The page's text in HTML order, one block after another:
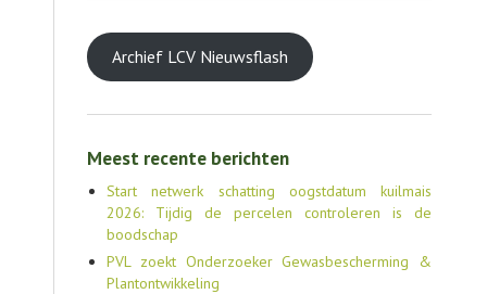
Archief LCV Nieuwsflash
Meest recente berichten
Start netwerk schatting oogstdatum kuilmais
2026: Tijdig de percelen controleren is de
boodschap
PVL zoekt Onderzoeker Gewasbescherming &
Plantontwikkeling